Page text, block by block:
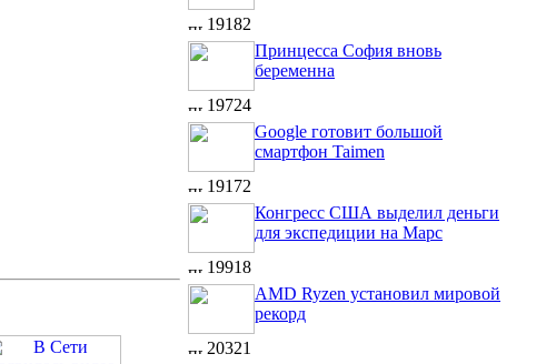
19182
Принцесса София вновь
беременна
19724
Google готовит большой
смартфон Taimen
19172
Конгресс США выделил деньги
для экспедиции на Марс
19918
AMD Ryzen установил мировой
рекорд
20321